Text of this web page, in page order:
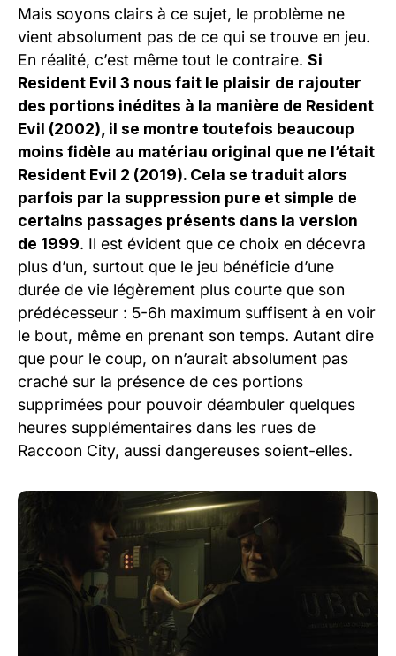
Mais soyons clairs à ce sujet, le problème ne
vient absolument pas de ce qui se trouve en jeu.
En réalité, c’est même tout le contraire. Si
Resident Evil 3 nous fait le plaisir de rajouter
des portions inédites à la manière de Resident
Evil (2002), il se montre toutefois beaucoup
moins fidèle au matériau original que ne l’était
Resident Evil 2 (2019). Cela se traduit alors
parfois par la suppression pure et simple de
certains passages présents dans la version
de 1999. Il est évident que ce choix en décevra
plus d’un, surtout que le jeu bénéficie d’une
durée de vie légèrement plus courte que son
prédécesseur : 5-6h maximum suffisent à en voir
le bout, même en prenant son temps. Autant dire
que pour le coup, on n’aurait absolument pas
craché sur la présence de ces portions
supprimées pour pouvoir déambuler quelques
heures supplémentaires dans les rues de
Raccoon City, aussi dangereuses soient-elles.